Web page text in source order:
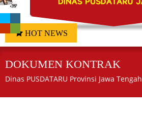
HOT NEWS
Home
Informasi Publik
DOKUMEN KONTRAK
Dinas PUSDATARU Provinsi Jawa Tengah